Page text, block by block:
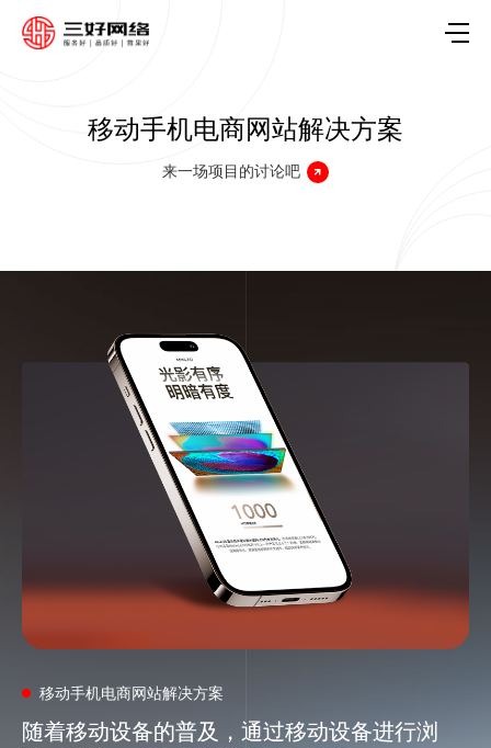
移动手机电商网站解决方案
来一场项目的讨论吧
移动手机电商网站解决方案
随着移动设备的普及，通过移动设备进行浏
随着移动设备的普及，通过移动设备进行浏